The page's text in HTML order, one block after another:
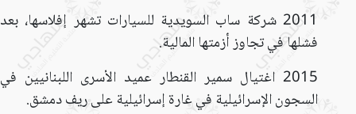
2011 شركة ساب السويدية للسيارات تشهر إفلاسها، بعد
فشلها في تجاوز أزمتها المالية.
2015 اغتيال سمير القنطار عميد الأسرى اللبنانيين في
السجون الإسرائيلية في غارة إسرائيلية على ريف دمشق.